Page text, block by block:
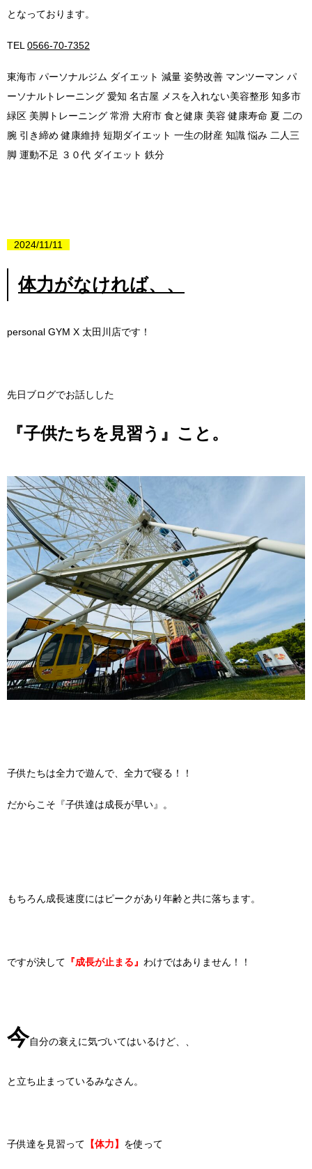
となっております。
TEL 0566-70-7352
東海市 パーソナルジム ダイエット 減量 姿勢改善 マンツーマン パ
ーソナルトレーニング 愛知 名古屋 メスを入れない美容整形 知多市
緑区 美脚トレーニング 常滑 大府市 食と健康 美容 健康寿命 夏 二の
腕 引き締め 健康維持 短期ダイエット 一生の財産 知識 悩み 二人三
脚 運動不足 ３０代 ダイエット 鉄分
2024/11/11
体力がなければ、、
personal GYM X 太田川店です！
先日ブログでお話しした
『子供たちを見習う』こと。
子供たちは全力で遊んで、全力で寝る！！
だからこそ『子供達は成長が早い』。
もちろん成長速度にはピークがあり年齢と共に落ちます。
ですが決して 『成長が止まる』 わけではありません！！
今自分の衰えに気づいてはいるけど、、
と立ち止まっているみなさん。
子供達を見習って 【体力】 を使って